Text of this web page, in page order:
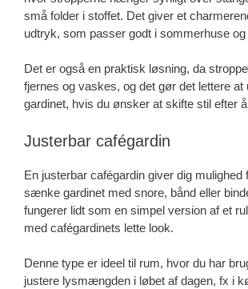
små folder i stoffet. Det giver et
udtryk, som passer godt i sommerhuse
Det er også en praktisk løsning, da
fjernes og vaskes, og det gør det lettere at
gardinet, hvis du ønsker at skifte stil efter
Justerbar cafégardin
En justerbar cafégardin giver dig
sænke gardinet med snore, bånd eller
fungerer lidt som en simpel version af et
med cafégardinets lette look.
Denne type er ideel til rum, hvor du har
justere lysmængden i løbet af dagen, fx i